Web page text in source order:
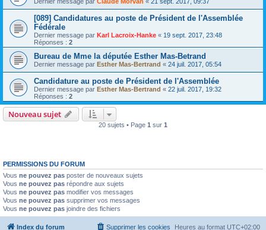
[089] Candidatures au poste de Président de l'Assemblée
Fédérale
Dernier message par Karl Lacroix-Hanke « 19 sept. 2017, 23:48
Réponses : 2
Bureau de Mme la députée Esther Mas-Betrand
Dernier message par Esther Mas-Bertrand « 24 juil. 2017, 05:54
Candidature au poste de Président de l'Assemblée
Dernier message par Esther Mas-Bertrand « 22 juil. 2017, 19:32
Réponses : 2
Nouveau sujet
20 sujets • Page 1 sur 1
PERMISSIONS DU FORUM
Vous ne pouvez pas poster de nouveaux sujets
Vous ne pouvez pas répondre aux sujets
Vous ne pouvez pas modifier vos messages
Vous ne pouvez pas supprimer vos messages
Vous ne pouvez pas joindre des fichiers
Index du forum Heures au format UTC+02:00
Supprimer les cookies